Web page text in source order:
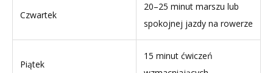
Czwartek
20–25 minut marszu lub
spokojnej jazdy na rowerze
Piątek
15 minut ćwiczeń